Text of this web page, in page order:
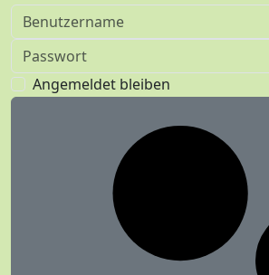
Benutzername
Passwort
Angemeldet bleiben